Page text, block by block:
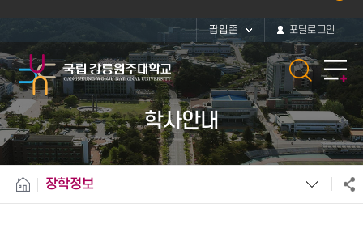
팝업존 포털로그인
학사안내
장학정보